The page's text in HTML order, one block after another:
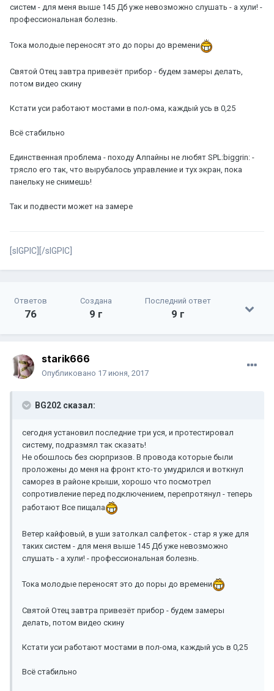
систем - для меня выше 145 Дб уже невозможно слушать - а хули! -
профессиональная болезнь.
Тока молодые переносят это до поры до времени
Святой Отец завтра привезёт прибор - будем замеры делать,
потом видео скину
Кстати уси работают мостами в пол-ома, каждый усь в 0,25
Всё стабильно
Единственная проблема - походу Алпайны не любят SPL:biggrin: -
трясло его так, что вырубалось управление и тух экран, пока
панельку не снимешь!
Так и подвести может на замере
[sIGPIC][/sIGPIC]
Ответов
76
Создана
9 г
Последний ответ
9 г
starik666
Опубликовано 17 июня, 2017
BG202 сказал:
сегодня установил последние три уся, и протестировал
систему, подразмял так сказать!
Не обошлось без сюрпризов. В провода которые были
проложены до меня на фронт кто-то умудрился и воткнул
саморез в районе крыши, хорошо что посмотрел
сопротивление перед подключением, перепротянул - теперь
работают Все пищала
Ветер кайфовый, в уши затолкал салфеток - стар я уже для
таких систем - для меня выше 145 Дб уже невозможно
слушать - а хули! - профессиональная болезнь.
Тока молодые переносят это до поры до времени
Святой Отец завтра привезёт прибор - будем замеры
делать, потом видео скину
Кстати уси работают мостами в пол-ома, каждый усь в 0,25
Всё стабильно